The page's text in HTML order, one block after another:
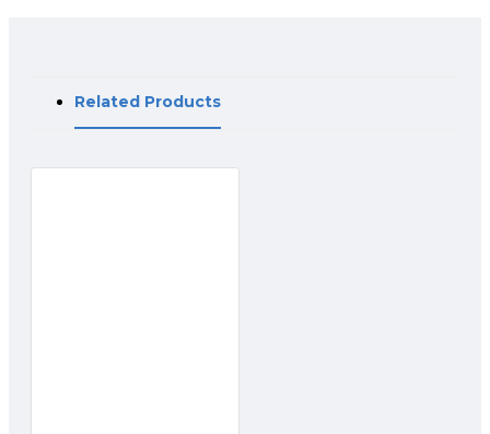
Related Products